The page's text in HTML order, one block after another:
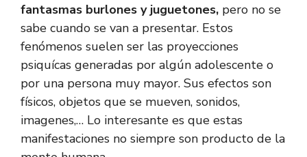
fantasmas burlones y juguetones, pero no se
sabe cuando se van a presentar. Estos
fenómenos suelen ser las proyecciones
psiquícas generadas por algún adolescente o
por una persona muy mayor. Sus efectos son
físicos, objetos que se mueven, sonidos,
imagenes,… Lo interesante es que estas
manifestaciones no siempre son producto de la